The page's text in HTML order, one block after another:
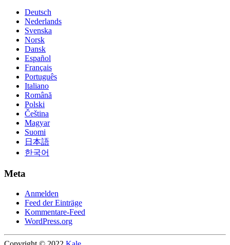
Deutsch
Nederlands
Svenska
Norsk
Dansk
Español
Français
Português
Italiano
Română
Polski
Čeština
Magyar
Suomi
日本語
한국어
Meta
Anmelden
Feed der Einträge
Kommentare-Feed
WordPress.org